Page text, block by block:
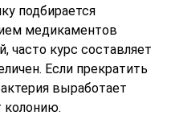
подбирается
медикаментов
часто курс составляет
Если прекратить
выработает
колонию.